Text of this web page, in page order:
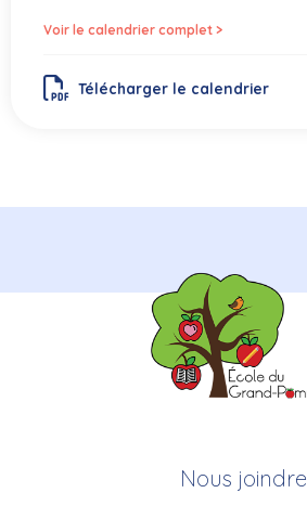
Voir le calendrier complet >
Télécharger le calendrier
Nous joindre